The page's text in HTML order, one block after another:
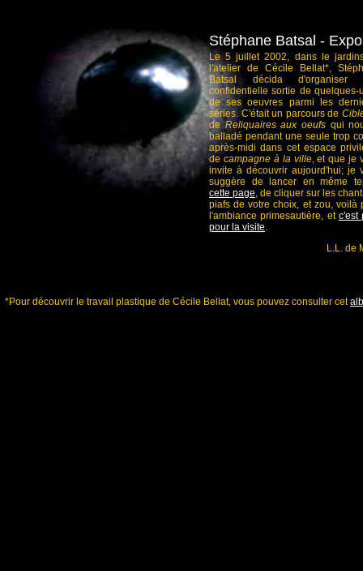
Stéphane Batsal -
Le 5 juillet 2002, dans le
l'atelier de Cécile Bellat*,
Batsal décida d'organiser
confidentielle sortie de quelques-
de ses oeuvres parmi les
séries. C'était un parcours de
de Reliquaires aux oeufs qui
balladé pendant une seule trop
après-midi dans cet espace
de campagne à la ville, et que je
invite à découvrir aujourd'hui; je
suggère de lancer en même
cette page, de cliquer sur les
piafs de votre choix, et zou, voilà
l'ambiance primesautière, et c'est
pour la visite.
L.L. de
*Pour découvrir le travail plastique de Cécile Bellat, vous pouvez consulter cet